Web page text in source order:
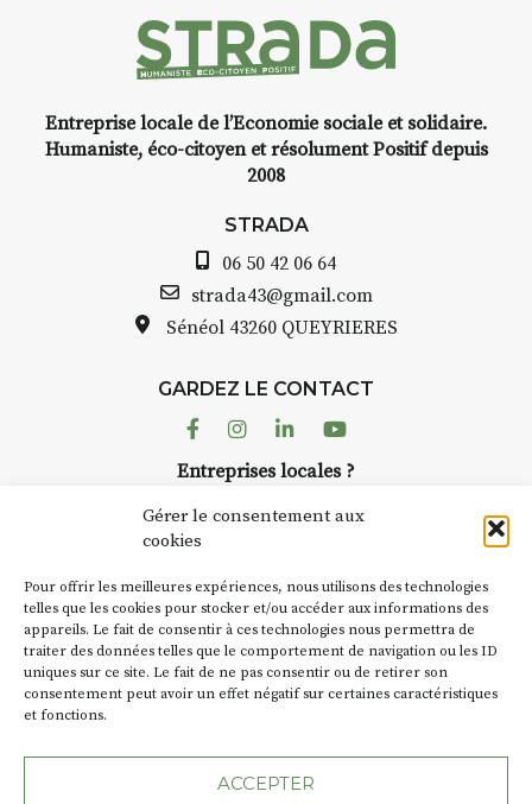
Gérer le consentement aux
cookies
Pour offrir les meilleures expériences, nous utilisons des technologies
telles que les cookies pour stocker et/ou accéder aux informations des
appareils. Le fait de consentir à ces technologies nous permettra de
traiter des données telles que le comportement de navigation ou les ID
uniques sur ce site. Le fait de ne pas consentir ou de retirer son
consentement peut avoir un effet négatif sur certaines caractéristiques
et fonctions.
ACCEPTER
Entreprise locale de l’Economie sociale et solidaire.
Humaniste, éco-citoyen et résolument Positif depuis
2008
STRADA
06 50 42 06 64
strada43@gmail.com
Sénéol 43260 QUEYRIERES
GARDEZ LE CONTACT
FacebookInstagram
LinkedinYoutube
Entreprises locales ?
Suivez toute l'actu de Strada